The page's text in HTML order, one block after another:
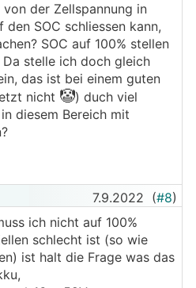
ich ihn eh nicht
drehst auf 3,2-3,3V pro
ist und den
das Problem gelöst.
ist das Problem gelöst
der Zellspannung in
SOC schliessen kann,
SOC auf 100% stellen
stelle ich doch gleich
das ist bei einem guten
nicht 🤡) duch viel
diesem Bereich mit
7.9.2022 (#8)
ich nicht auf 100%
schlecht ist (so wie
ist halt die Frage was das